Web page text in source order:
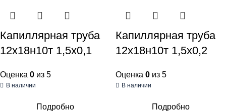
Капиллярная труба
12х18н10т 1,5х0,1
Оценка 0 из 5
В наличии
Подробно
Капиллярная труба
12х18н10т 1,5х0,2
Оценка 0 из 5
В наличии
Подробно